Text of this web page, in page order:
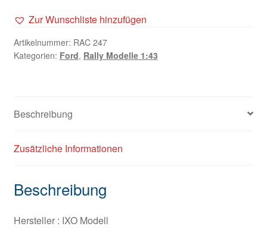
Zur Wunschliste hinzufügen
Artikelnummer: RAC 247
Kategorien: Ford, Rally Modelle 1:43
Beschreibung
Zusätzliche Informationen
Beschreibung
Hersteller : IXO Modell